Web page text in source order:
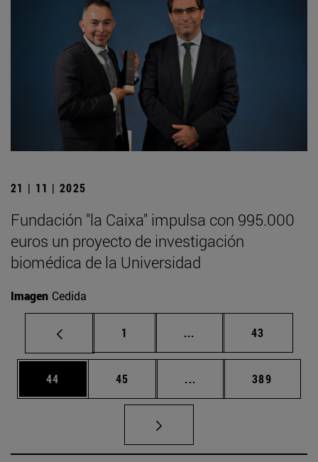
21 | 11 | 2025
Fundación "la Caixa" impulsa con 995.000
euros un proyecto de investigación
biomédica de la Universidad
Imagen Cedida
Página
1 ... Páginas intermedias
Página
43
Página
44 Página
45 ... Páginas intermedias
Página
389